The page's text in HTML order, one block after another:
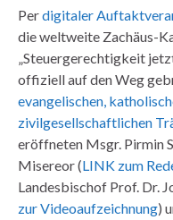
Perdigitaler
die weltweite Zachäus-
„Steuergerechtigkeit
offiziell auf den Weg
evangelischen,
zivilgesellschaftlichen
eröffneten Msgr. Pirmin
Misereor (LINK zum
Landesbischof Prof. Dr.
zur Videoaufzeichnung)